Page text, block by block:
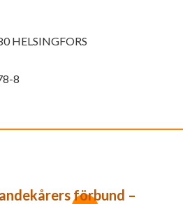
HELSINGFORS
8
förbund –